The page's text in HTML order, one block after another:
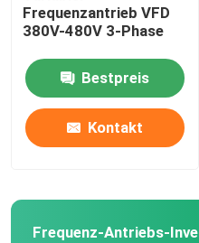
Frequenzantrieb VFD
380V-480V 3-Phase
Bestpreis
Kontakt
Frequenz-Antriebs-